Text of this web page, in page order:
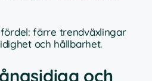
färre trendväxlingar
och hållbarhet.
och